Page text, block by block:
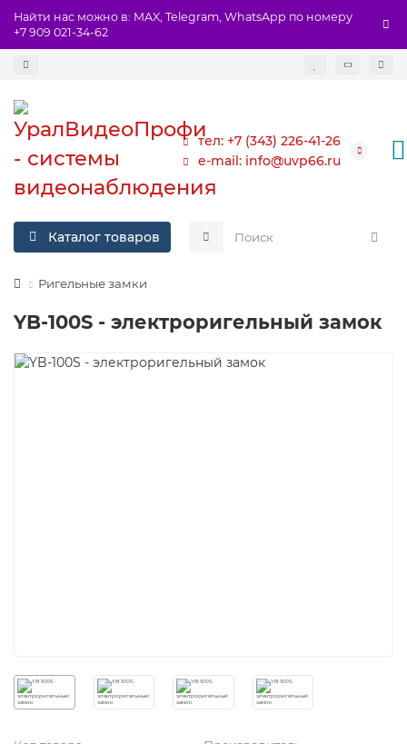
Найти нас можно в: MAX, Telegram, WhatsApp по номеру
+7 909 021-34-62
тел: +7 (343) 226-41-26
e-mail: info@uvp66.ru
Каталог товаров
Ригельные замки
YB-100S - электроригельный замок